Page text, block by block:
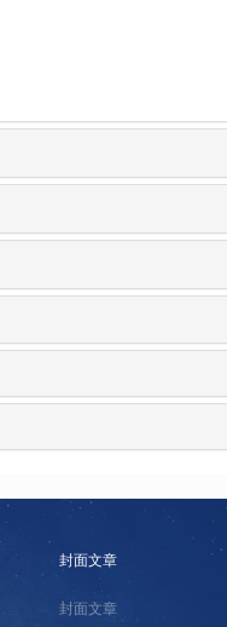
封面文章
封面文章